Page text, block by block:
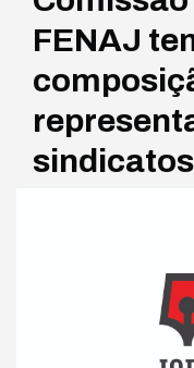
FENAJ
sindicatos